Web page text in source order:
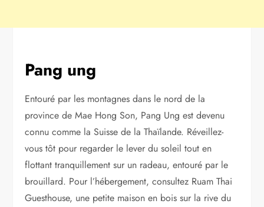
Pang ung
Entouré par les montagnes dans le nord de la
province de Mae Hong Son, Pang Ung est devenu
connu comme la Suisse de la Thaïlande. Réveillez-
vous tôt pour regarder le lever du soleil tout en
flottant tranquillement sur un radeau, entouré par le
brouillard. Pour l’hébergement, consultez Ruam Thai
Guesthouse, une petite maison en bois sur la rive du